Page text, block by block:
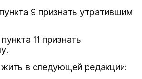
9 признать утратившим
11 признать
в следующей редакции: